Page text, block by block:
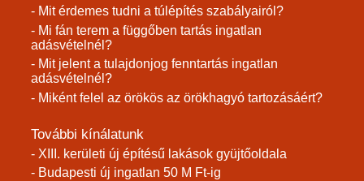
- Mit érdemes tudni a túlépítés szabályairól?
- Mi fán terem a függőben tartás ingatlan
adásvételnél?
- Mit jelent a tulajdonjog fenntartás ingatlan
adásvételnél?
- Miként felel az örökös az örökhagyó tartozásáért?
További kínálatunk
- XIII. kerületi új építésű lakások gyüjtőoldala
- Budapesti új ingatlan 50 M Ft-ig